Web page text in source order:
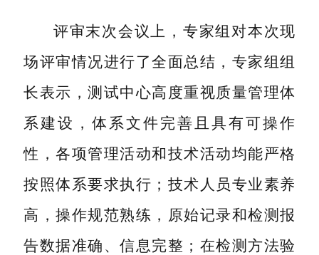
评审末次会议上，专家组对本次现
场评审情况进行了全面总结，专家组组
长表示，测试中心高度重视质量管理体
系建设，体系文件完善且具有可操作
性，各项管理活动和技术活动均能严格
按照体系要求执行；技术人员专业素养
高，操作规范熟练，原始记录和检测报
告数据准确、信息完整；在检测方法验